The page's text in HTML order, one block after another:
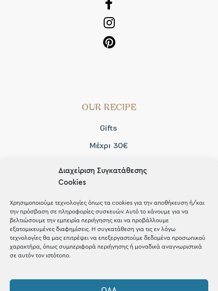
Διαχείριση Συγκατάθεσης
Cookies
Χρησιμοποιούμε τεχνολογίες όπως τα cookies για την αποθήκευση ή/και
την πρόσβαση σε πληροφορίες συσκευών. Αυτό το κάνουμε για να
βελτιώσουμε την εμπειρία περιήγησης και να προβάλλουμε
εξατομικευμένες διαφημίσεις. Η συγκατάθεση για τις εν λόγω
τεχνολογίες θα μας επιτρέψει να επεξεργαστούμε δεδομένα προσωπικού
χαρακτήρα, όπως συμπεριφορά περιήγησης ή μοναδικά αναγνωριστικά
σε αυτόν τον ιστότοπο.
OUR RECIPE
Gifts
Μέχρι 30€
Shop the look
ΚΑΤΑΣΤΗΜΑ
2421 217300